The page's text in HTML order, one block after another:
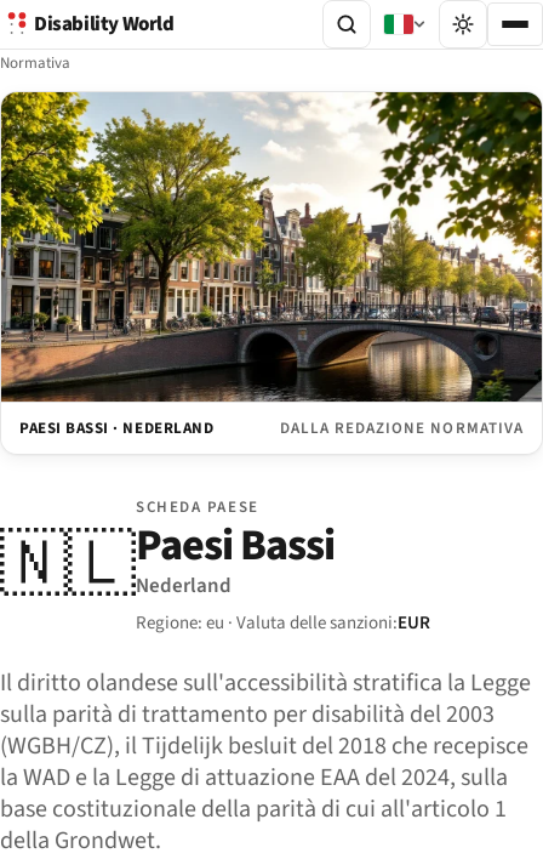
Disability World
Normativa
PAESI BASSI · NEDERLAND DALLA REDAZIONE NORMATIVA
🇳🇱
SCHEDA PAESE
Paesi Bassi
Nederland
Regione: eu · Valuta delle sanzioni:EUR
Il diritto olandese sull'accessibilità stratifica la Legge
sulla parità di trattamento per disabilità del 2003
(WGBH/CZ), il Tijdelijk besluit del 2018 che recepisce
la WAD e la Legge di attuazione EAA del 2024, sulla
base costituzionale della parità di cui all'articolo 1
della Grondwet.